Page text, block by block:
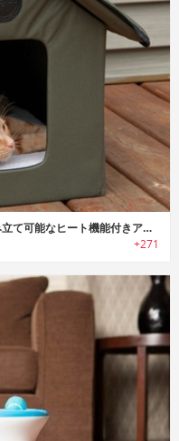
Outdoor Kitty House｜数ステップで組み立て可能なヒート機能付きアウトドア キャットハウス
+271